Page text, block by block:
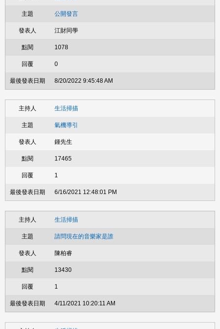
公開發言
江財同學
1078
0
8/20/2022 9:45:48 AM
生活掃描
氣機導引
鍾先生
17465
1
6/16/2021 12:48:01 PM
生活掃描
請問現在的音樂家是誰
陳柏睿
13430
1
4/11/2021 10:20:11 AM